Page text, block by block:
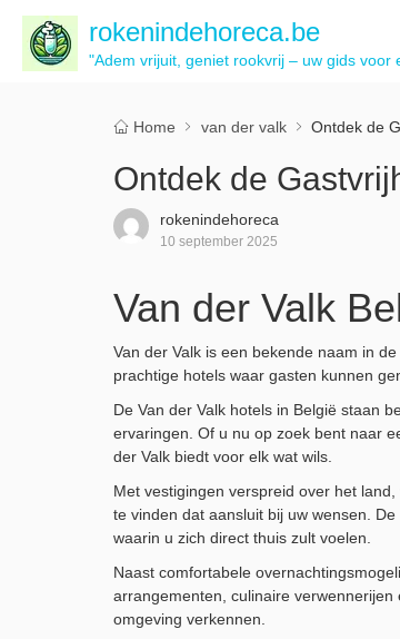
rokenindehoreca.be
"Adem vrijuit, geniet rookvrij – uw gids voor
Home van der valk Ontdek de
Ontdek de
rokenindehoreca
10 september 2025
Van der Valk
Van der Valk is een bekende naam in
prachtige hotels waar gasten kunnen
De Van der Valk hotels in België staan
ervaringen. Of u nu op zoek bent naar
der Valk biedt voor elk wat wils.
Met vestigingen verspreid over het
te vinden dat aansluit bij uw wensen.
waarin u zich direct thuis zult voelen.
Naast comfortabele
arrangementen, culinaire
omgeving verkennen.